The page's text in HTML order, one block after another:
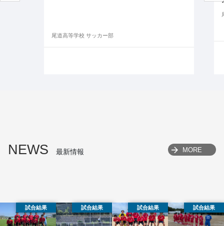
尾道高等学校 サッカー部
最新情報
NEWS MORE